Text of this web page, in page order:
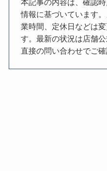
本記事の内容は、確認
情報に基づいています
業時間、定休日などは
す。最新の状況は店舗
直接の問い合わせでご確